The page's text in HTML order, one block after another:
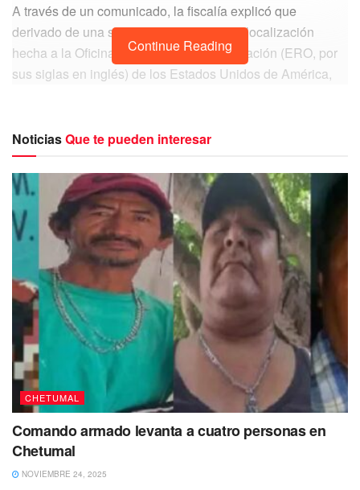
A través de un comunicado, la fiscalía explicó que
derivado de una solicitud de búsqueda y localización
hecha a la Oficina de Detención y Deportación (ERO, por
sus siglas en inglés) de los Estados Unidos de América,
York, por lo que desde el 13 de enero del año en curso, se
le mantuvo en custodia en la correccional del condado
Orange.
Continue Reading
NoticiasQue te pueden interesar
CHETUMAL
Comando armado levanta a cuatro personas en
Chetumal
NOVIEMBRE 24, 2025